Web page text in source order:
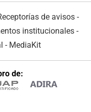
de avisos -
institucionales -
- MediaKit
de: